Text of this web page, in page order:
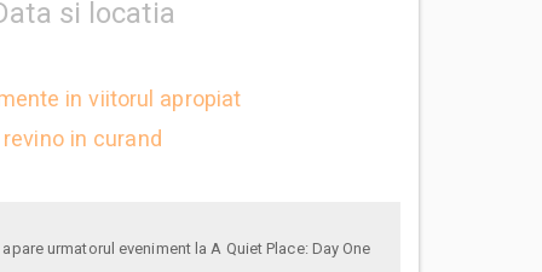
si locatia
in viitorul apropiat
revino in curand
anunta-ma pe email cand apare urmatorul eveniment la A Quiet Place: Day One